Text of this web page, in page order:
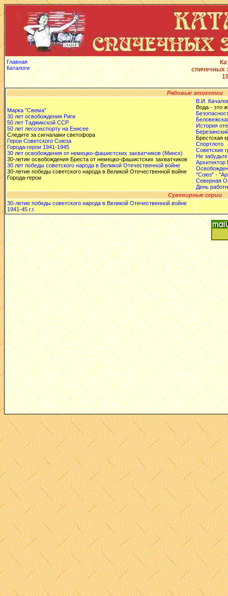
Главная
Каталоги
спичечных
Рядовые этикетки
Марка "Свема"
30 лет освобождения Риги
50 лет Таджикской ССР
50 лет лесоэкспорту на Енисее
Следите за сигналами светофора
Герои Советского Союза
Города-герои 1941-1945
30 лет освобождения от немецко-фашистских захватчиков (Минск)
30-летие освобождения Бреста от немецко-фашистских захватчиков
30 лет победы советского народа в Великой Отечественной войне
30-летие победы советского народа в Великой Отечественной войне
Города-герои
В.И.
Вода - это
История
Брестская
Спортлото
Советские
Не
"Союз" -
Северная
День
Сувенирные серии
30-летие победы советского народа в Великой Отечественной войне
1941-45 г.г.